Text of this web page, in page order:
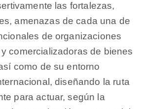
las fortalezas,
amenazas de cada una de
de organizaciones
comercializadoras de bienes
como de su entorno
diseñando la ruta
para actuar, según la